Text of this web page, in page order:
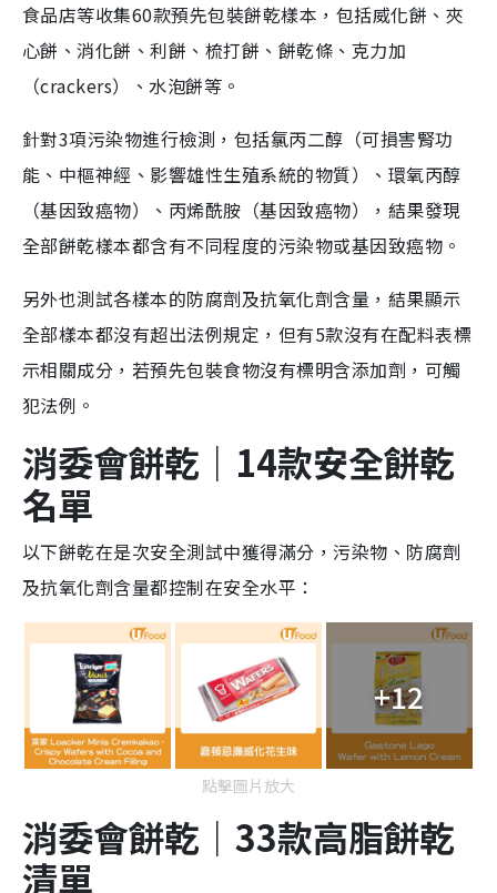
食品店等收集60款預先包裝餅乾樣本，包括威化餅、夾
心餅、消化餅、利餅、梳打餅、餅乾條、克力加
（crackers）、水泡餅等。
針對3項污染物進行檢測，包括氯丙二醇（可損害腎功
能、中樞神經、影響雄性生殖系統的物質）、環氧丙醇
（基因致癌物）、丙烯酰胺（基因致癌物），結果發現
全部餅乾樣本都含有不同程度的污染物或基因致癌物。
另外也測試各樣本的防腐劑及抗氧化劑含量，結果顯示
全部樣本都沒有超出法例規定，但有5款沒有在配料表標
示相關成分，若預先包裝食物沒有標明含添加劑，可觸
犯法例。
消委會餅乾｜14款安全餅乾
名單
以下餅乾在是次安全測試中獲得滿分，污染物、防腐劑
及抗氧化劑含量都控制在安全水平：
+12
點擊圖片放大
消委會餅乾｜ 33款高脂餅乾
清單